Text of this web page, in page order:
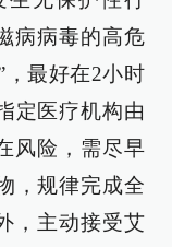
病病毒的高危
，最好在2小时
定医疗机构由
风险，需尽早
，规律完成全
，主动接受艾